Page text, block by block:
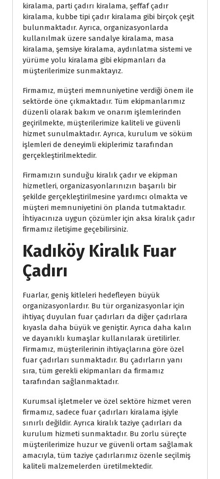
kiralama, parti çadırı kiralama, şeffaf çadır
kiralama, kubbe tipi çadır kiralama gibi birçok çeşit
bulunmaktadır. Ayrıca, organizasyonlarda
kullanılmak üzere sandalye kiralama, masa
kiralama, şemsiye kiralama, aydınlatma sistemi ve
yürüme yolu kiralama gibi ekipmanları da
müşterilerimize sunmaktayız.
Firmamız, müşteri memnuniyetine verdiği önem ile
sektörde öne çıkmaktadır. Tüm ekipmanlarımız
düzenli olarak bakım ve onarım işlemlerinden
geçirilmekte, müşterilerimize kaliteli ve güvenli
hizmet sunulmaktadır. Ayrıca, kurulum ve söküm
işlemleri de deneyimli ekiplerimiz tarafından
gerçekleştirilmektedir.
Firmamızın sunduğu kiralık çadır ve ekipman
hizmetleri, organizasyonlarınızın başarılı bir
şekilde gerçekleştirilmesine yardımcı olmakta ve
müşteri memnuniyetini ön planda tutmaktadır.
İhtiyacınıza uygun çözümler için aksa kiralık çadır
firmamız iletişime geçebilirsiniz.
Kadıköy Kiralık Fuar
Çadırı
Fuarlar, geniş kitleleri hedefleyen büyük
organizasyonlardır. Bu tür organizasyonlar için
ihtiyaç duyulan fuar çadırları da diğer çadırlara
kıyasla daha büyük ve geniştir. Ayrıca daha kalın
ve dayanıklı kumaşlar kullanılarak üretilirler.
Firmamız, müşterilerinin ihtiyaçlarına göre özel
fuar çadırları sunmaktadır. Bu çadırların yanı
sıra, tüm gerekli ekipmanları da firmamız
tarafından sağlanmaktadır.
Kurumsal işletmeler ve özel sektöre hizmet veren
firmamız, sadece fuar çadırları kiralama işiyle
sınırlı değildir. Ayrıca kiralık taziye çadırları da
kurulum hizmeti sunmaktadır. Bu zorlu süreçte
müşterilerimize huzur ve güvenli ortam sağlamak
amacıyla, tüm taziye çadırlarımız özenle seçilmiş
kaliteli malzemelerden üretilmektedir.